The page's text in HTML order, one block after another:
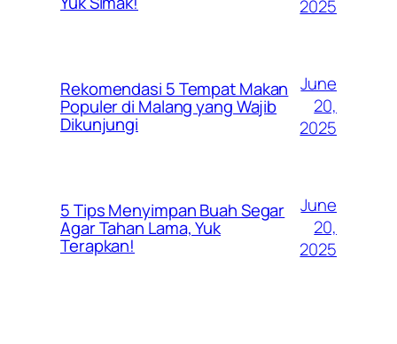
2025
Rekomendasi 5 Tempat Makan
Populer di Malang yang Wajib
Dikunjungi
June
20,
2025
5 Tips Menyimpan Buah Segar
Agar Tahan Lama, Yuk
Terapkan!
June
20,
2025